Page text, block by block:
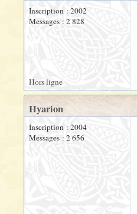
Inscription : 2002
Messages : 2 828
Hors ligne
Hyarion
Inscription : 2004
Messages : 2 656